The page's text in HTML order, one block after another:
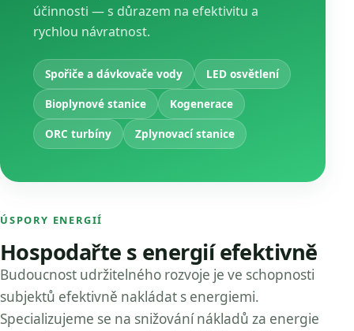
účinnosti — s důrazem na efektivitu a
rychlou návratnost.
Spořiče a dávkovače vody
LED osvětlení
Bioplynové stanice
Kogenerace
ORC turbíny
Zplynovací stanice
ÚSPORY ENERGIÍ
Hospodařte s energií efektivně
Budoucnost udržitelného rozvoje je ve schopnosti
subjektů efektivně nakládat s energiemi.
Specializujeme se na snižování nákladů za energie